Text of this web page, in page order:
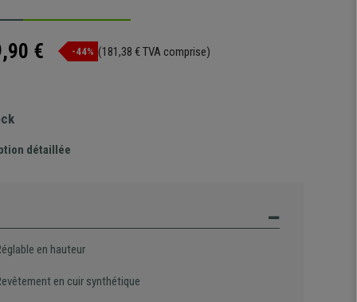
€ -44% (181,38 € TVA comprise)
détaillée
en hauteur
en cuir synthétique